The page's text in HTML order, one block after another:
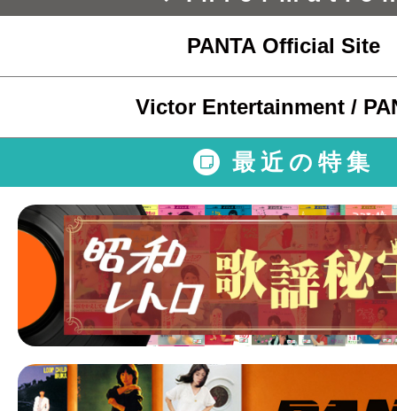
PANTA Official Site
Victor Entertainment /
最近の特集